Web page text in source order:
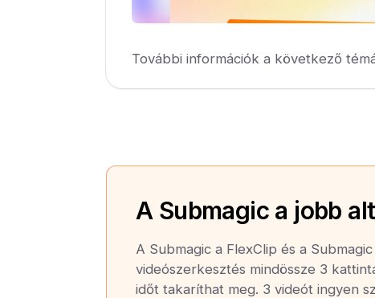
További információk a következő
A Submagic a jobb
A Submagic a FlexClip és a
videószerkesztés mindössze 3
időt takaríthat meg. 3 videót ingyen